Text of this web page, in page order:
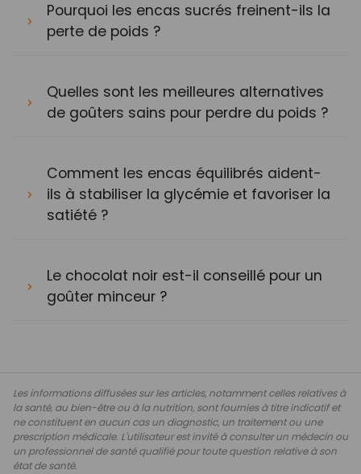
Pourquoi les encas sucrés freinent-ils la
perte de poids ?
Quelles sont les meilleures alternatives
de goûters sains pour perdre du poids ?
Comment les encas équilibrés aident-
ils à stabiliser la glycémie et favoriser la
satiété ?
Le chocolat noir est-il conseillé pour un
goûter minceur ?
Les informations diffusées sur les articles, notamment celles relatives à
la santé, au bien-être ou à la nutrition, sont fournies à titre indicatif et
ne constituent en aucun cas un diagnostic, un traitement ou une
prescription médicale. L'utilisateur est invité à consulter un médecin ou
un professionnel de santé qualifié pour toute question relative à son
état de santé.